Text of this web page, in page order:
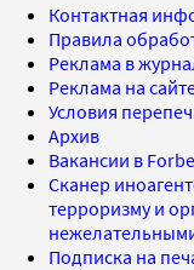
Контактная
Правила
Реклама в
Реклама на
Условия
Архив
Вакансии в
Сканер
терроризму и
Подписка на